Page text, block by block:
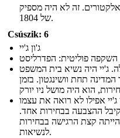
אלקטורים. זה לא היה מספיק, Pinckney ילך על מנת להפעיל שוב בבחירות
של 1804.
Csúszik: 6
ג'ון ג'יי
השקפה פוליטית: הפדרליסט
ג'יי היה נשיא בית המשפט
תחת וושינגטון. בזמן
ג'ון ג'יי אפילו לא רואה את עצמו
הוא באמת קיבל ההצבעה בבחירות אחד.
הייתה קצת הרגישה בבחירות
לנשיאות.